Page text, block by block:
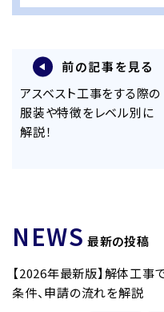
前の記事を見る
アスベスト工事をする際の
服装や特徴をレベル別に
解説！
NEWS 最新の投稿
【2026年最新版】解体工事
条件、申請の流れを解説